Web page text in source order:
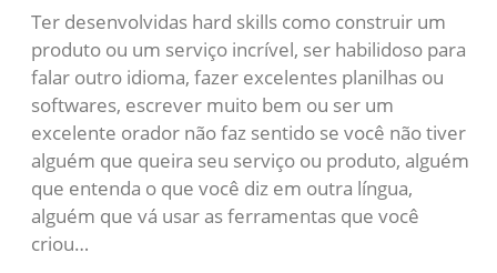
Ter desenvolvidas hard skills como construir um
produto ou um serviço incrível, ser habilidoso para
falar outro idioma, fazer excelentes planilhas ou
softwares, escrever muito bem ou ser um
excelente orador não faz sentido se você não tiver
alguém que queira seu serviço ou produto, alguém
que entenda o que você diz em outra língua,
alguém que vá usar as ferramentas que você
criou…